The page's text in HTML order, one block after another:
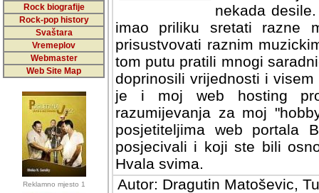
Rock biografije
Rock-pop history
Svaštara
Vremeplov
Webmaster
Web Site Map
Reklamno mjesto 1
nekada
imao priliku sretati razne
prisustvovati raznim
tom putu pratili mnogi
doprinosili vrijednosti i
je i moj web hosting
razumijevanja za moj
posjetiteljima web portala
posjecivali i koji ste bili
Hvala svima.
Autor: Dragutin Matoševic,